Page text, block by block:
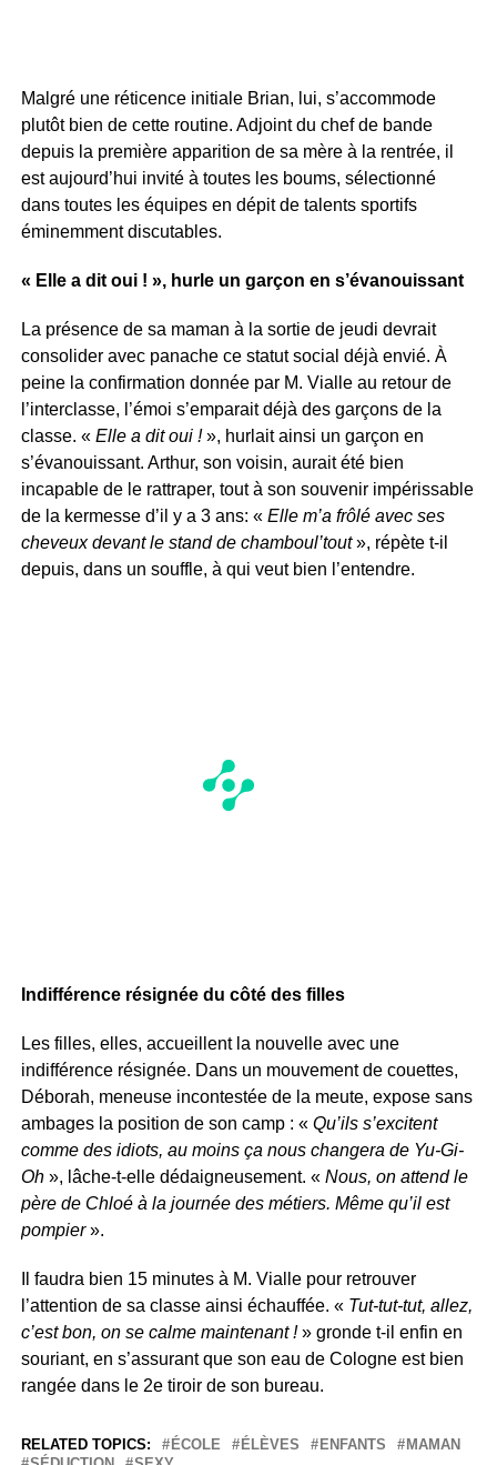
Malgré une réticence initiale Brian, lui, s’accommode
plutôt bien de cette routine. Adjoint du chef de bande
depuis la première apparition de sa mère à la rentrée, il
est aujourd’hui invité à toutes les boums, sélectionné
dans toutes les équipes en dépit de talents sportifs
éminemment discutables.
« Elle a dit oui ! », hurle un garçon en s’évanouissant
La présence de sa maman à la sortie de jeudi devrait
consolider avec panache ce statut social déjà envié. À
peine la confirmation donnée par M. Vialle au retour de
l’interclasse, l’émoi s’emparait déjà des garçons de la
classe. « Elle a dit oui !», hurlait ainsi un garçon en
s’évanouissant. Arthur, son voisin, aurait été bien
incapable de le rattraper, tout à son souvenir impérissable
de la kermesse d’il y a 3 ans: « Elle m’a frôlé avec ses
cheveux devant le stand de chamboul’tout», répète t-il
depuis, dans un souffle, à qui veut bien l’entendre.
Indifférence résignée du côté des filles
Les filles, elles, accueillent la nouvelle avec une
indifférence résignée. Dans un mouvement de couettes,
Déborah, meneuse incontestée de la meute, expose sans
ambages la position de son camp : « Qu’ils s’excitent
comme des idiots, au moins ça nous changera de Yu-Gi-
Oh», lâche-t-elle dédaigneusement. « Nous, on attend le
père de Chloé à la journée des métiers. Même qu’il est
pompier».
Il faudra bien 15 minutes à M. Vialle pour retrouver
l’attention de sa classe ainsi échauffée. «Tut-tut-tut, allez,
c’est bon, on se calme maintenant !» gronde t-il enfin en
souriant, en s’assurant que son eau de Cologne est bien
rangée dans le 2e tiroir de son bureau.
RELATED TOPICS: ÉCOLE ÉLÈVES ENFANTS
MAMAN